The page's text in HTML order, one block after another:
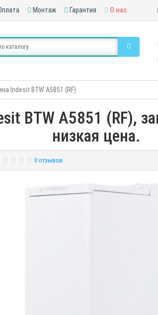
Монтаж Гарантия О нас
Indesit BTW A5851 (RF)
BTW A5851 (RF),
низкая цена.
0 отзывов